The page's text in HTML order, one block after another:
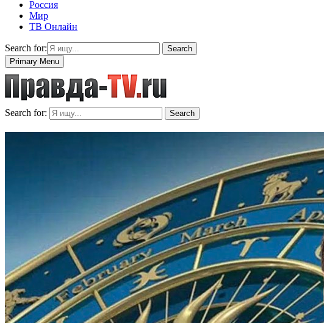
Россия
Мир
ТВ Онлайн
Search for:
Search
Primary Menu
Search for: Search